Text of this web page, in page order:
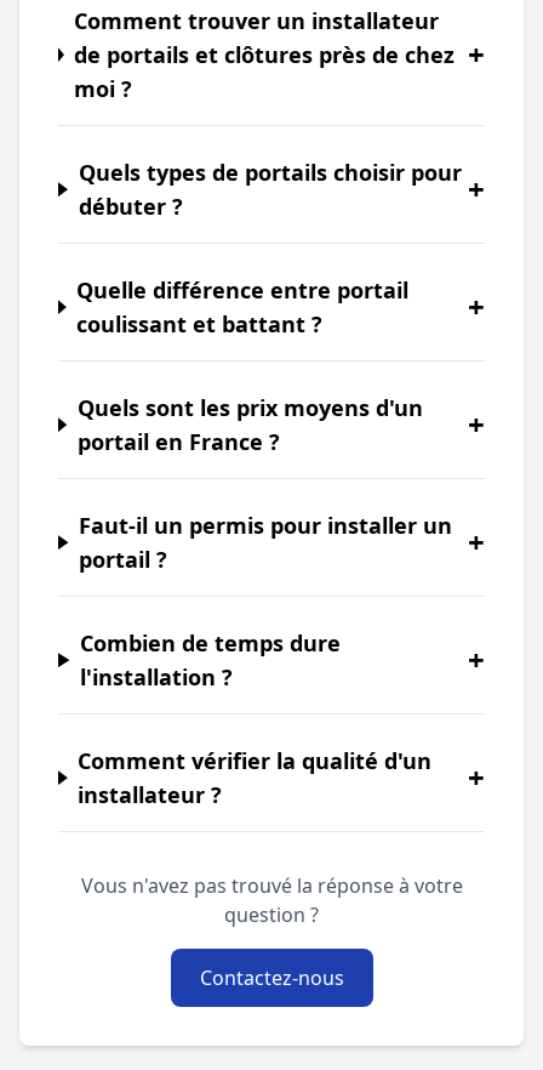
Comment trouver un installateur
de portails et clôtures près de chez
moi ?
+
Quels types de portails choisir pour
débuter ?
+
Quelle différence entre portail
coulissant et battant ?
+
Quels sont les prix moyens d'un
portail en France ?
+
Faut-il un permis pour installer un
portail ?
+
Combien de temps dure
l'installation ?
+
Comment vérifier la qualité d'un
installateur ?
+
Vous n'avez pas trouvé la réponse à votre
question ?
Contactez-nous